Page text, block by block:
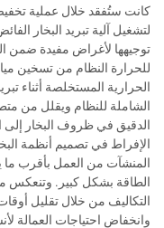
كانت ستُفقد خلال عملية
لتشغيل آلية تبريد البخار
توجيهها لأغراض مفيدة ضمن
للحرارة النظام من تسخين
الحرارية المستخلصة أثناء
الشاملة للنظام ويقلل من
الدقيق في ظروف البخار إلى
الإفراط في تصميم أنظمة
المنشآت من العمل بأقرب ما
الطاقة بشكل كبير. وتنعكس
التكاليف من خلال تقليل
وانخفاض احتياجات العمالة